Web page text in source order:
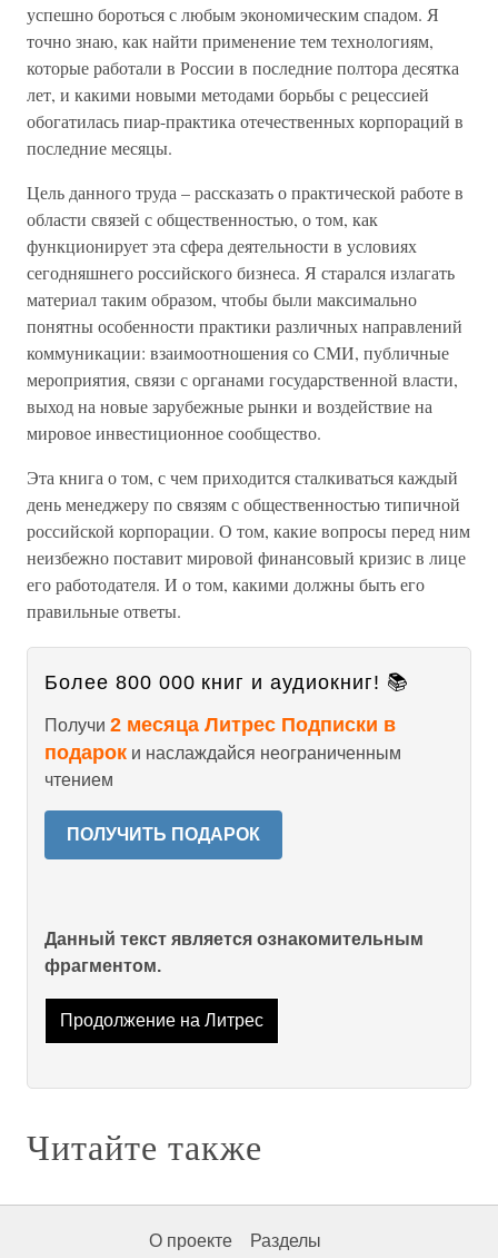
успешно бороться с любым экономическим спадом. Я
точно знаю, как найти применение тем технологиям,
которые работали в России в последние полтора десятка
лет, и какими новыми методами борьбы с рецессией
обогатилась пиар-практика отечественных корпораций в
последние месяцы.
Цель данного труда – рассказать о практической работе в
области связей с общественностью, о том, как
функционирует эта сфера деятельности в условиях
сегодняшнего российского бизнеса. Я старался излагать
материал таким образом, чтобы были максимально
понятны особенности практики различных направлений
коммуникации: взаимоотношения со СМИ, публичные
мероприятия, связи с органами государственной власти,
выход на новые зарубежные рынки и воздействие на
мировое инвестиционное сообщество.
Эта книга о том, с чем приходится сталкиваться каждый
день менеджеру по связям с общественностью типичной
российской корпорации. О том, какие вопросы перед ним
неизбежно поставит мировой финансовый кризис в лице
его работодателя. И о том, какими должны быть его
правильные ответы.
Более 800 000 книг и аудиокниг! 📚
Получи 2 месяца Литрес Подписки в
подарок и наслаждайся неограниченным
чтением
ПОЛУЧИТЬ ПОДАРОК
Данный текст является ознакомительным
фрагментом.
Продолжение на Литрес
Читайте также
О проекте Разделы